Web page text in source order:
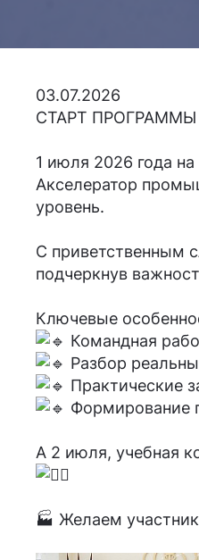
03.07.2026
СТАРТ
1 июля 2026 года
Акселератор
уровень.
С приветственным
подчеркнув
Ключевые
Командная
Разбор
Практические
Формирование
А 2 июля, учебная
🏭 Желаем